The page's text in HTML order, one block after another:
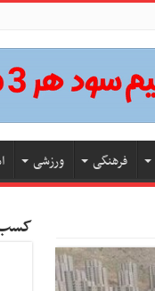
فرهنگی ورزشی
کسب